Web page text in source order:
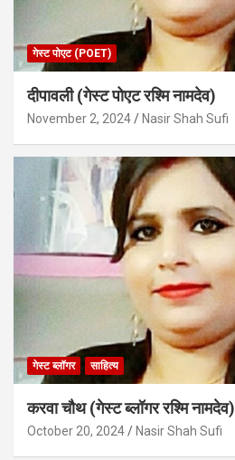
गेस्ट पोएट (POET)
दीपावली (गेस्ट पोएट रश्मि नामदेव)
November 2, 2024 Nasir Shah Sufi
गेस्ट ब्लॉगर साहित्य
करवा चौथ (गेस्ट ब्लॉगर रश्मि नामदेव)
October 20, 2024 Nasir Shah Sufi